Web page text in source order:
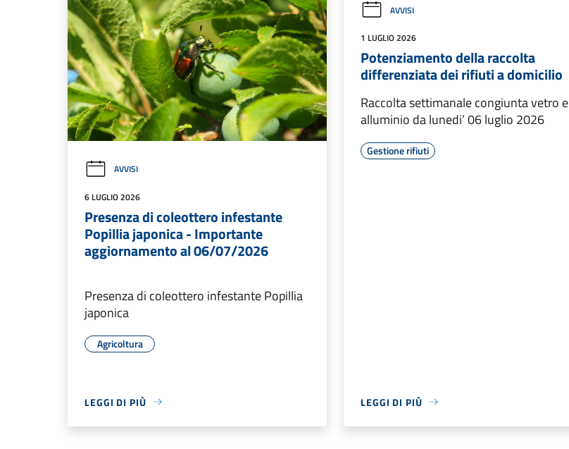
AVVISI
6 LUGLIO 2026
Presenza di coleottero infestante
Popillia japonica - Importante
aggiornamento al 06/07/2026
Presenza di coleottero infestante Popillia
japonica
Agricoltura
LEGGI DI PIÙ
AVVISI
1 LUGLIO 2026
Potenziamento della raccolta
differenziata dei rifiuti a domicilio
Raccolta settimanale congiunta vetro e
alluminio da lunedi’ 06 luglio 2026
Gestione rifiuti
LEGGI DI PIÙ